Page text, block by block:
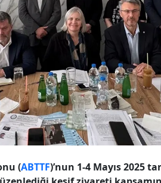
(ABTTF)’nun 1-4 Mayıs 2025